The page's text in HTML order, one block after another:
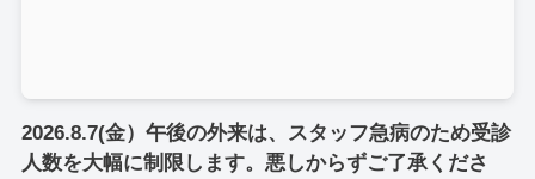
2026.8.7(金）午後の外来は、スタッフ急病のため受診
人数を大幅に制限します。悪しからずご了承くださ